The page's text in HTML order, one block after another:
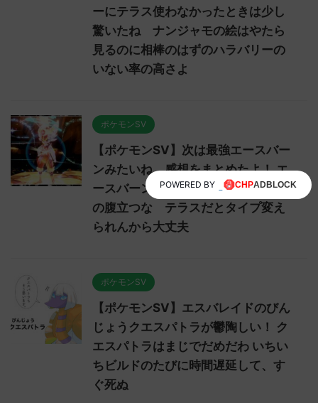
ーにテラス使わなかったときは少し
驚いたね ナンジャモの絵はやたら
見るのに相棒のはずのハラバリーの
いない率の高さよ
ポケモンSV
【ポケモンSV】次は最強エースバー
ンみたいね。感想をまとめたよ！ エ
ースバーンが人気ポケモン面してる
の腹立つな テラスだとタイプ変え
られんから大丈夫
ポケモンSV
【ポケモンSV】エスバレイドのびん
じょうクエスパトラが鬱陶しい！ ク
エスパトラはまじでだめだわ いちい
ちビルドのたびに時間遅延して、す
ぐ死ぬ
POWERED BY